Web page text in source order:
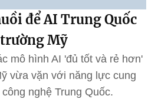
để AI Trung Quốc
Mỹ
mô hình AI 'đủ tốt và rẻ hơn'
vừa vặn với năng lực cung
nghệ Trung Quốc.